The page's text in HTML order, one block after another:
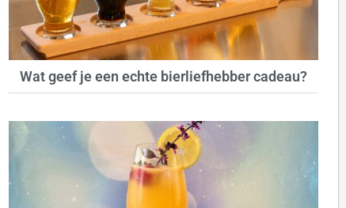
Wat geef je een echte bierliefhebber cadeau?